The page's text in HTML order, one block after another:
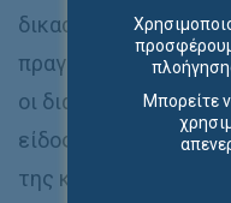
δικαστήριο η
πραγματικά
οι διάδικοι (βαθμός
είδος προσβολής
της κοινής πείρας
Μπορείτε